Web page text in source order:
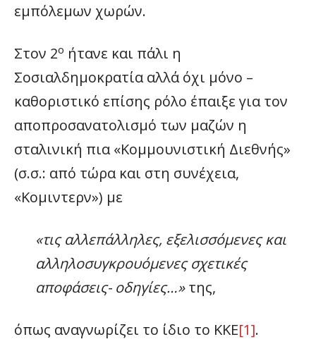
εμπόλεμων χωρών.
Στον 2ο ήτανε και πάλι η
Σοσιαλδημοκρατία αλλά όχι μόνο –
καθοριστικό επίσης ρόλο έπαιξε για τον
αποπροσανατολισμό των μαζών η
σταλινική πια «Κομμουνιστική Διεθνής»
(σ.σ.: από τώρα και στη συνέχεια,
«Κομιντερν») με
«τις αλλεπάλληλες, εξελισσόμενες και
αλληλοσυγκρουόμενες σχετικές
αποφάσεις- οδηγίες…»της,
όπως αναγνωρίζει το ίδιο το ΚΚΕ[1].